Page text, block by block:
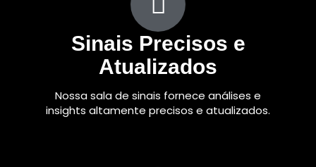
Sinais Precisos e
Atualizados
Nossa sala de sinais fornece análises e
insights altamente precisos e atualizados.